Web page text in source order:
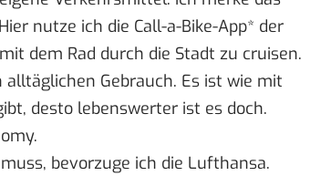
nutze ich die Call-a-Bike-App* der
dem Rad durch die Stadt zu cruisen.
Gebrauch. Es ist wie mit
desto lebenswerter ist es doch.
bevorzuge ich die Lufthansa.